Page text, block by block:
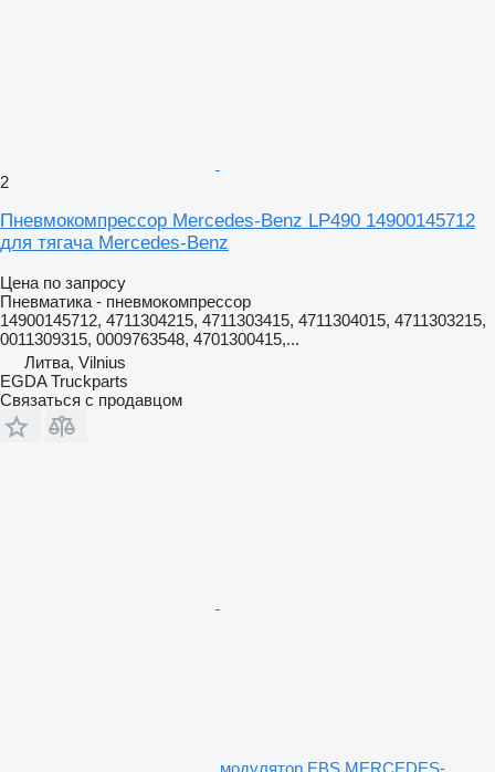
2
Пневмокомпрессор Mercedes-Benz LP490 14900145712
для тягача Mercedes-Benz
Цена по запросу
Пневматика - пневмокомпрессор
14900145712, 4711304215, 4711303415, 4711304015, 4711303215,
0011309315, 0009763548, 4701300415,...
Литва, Vilnius
EGDA Truckparts
Связаться с продавцом
модулятор EBS MERCEDES-